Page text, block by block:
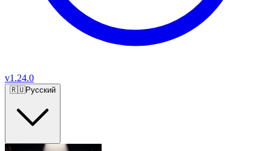
v1.24.0
🇷🇺Русский